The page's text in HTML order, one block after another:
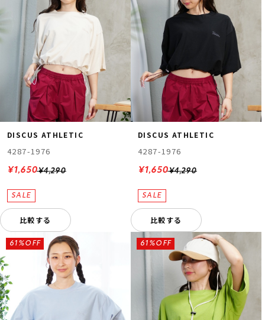
DISCUS ATHLETIC
4287-1976
¥4,290
¥1,650
比較する
DISCUS ATHLETIC
4287-1976
¥4,290
¥1,650
比較する
61%OFF 61%OFF